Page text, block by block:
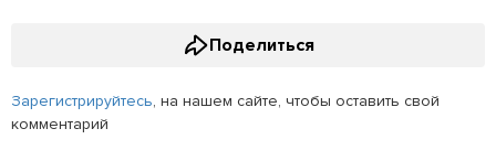
Поделиться
Зарегистрируйтесь, на нашем сайте, чтобы оставить свой
комментарий